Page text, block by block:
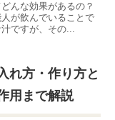
んな効果があるの？
が飲んでいることで
ですが、その...
れ方・作り方と
用まで解説